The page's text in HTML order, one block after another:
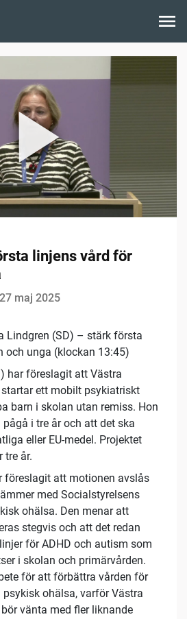
linjens vård för
maj 2025
Lindgren (SD) – stärk första
och unga (klockan 13:45)
har föreslagit att Västra
ett mobilt psykiatriskt
barn i skolan utan remiss. Hon
i tre år och att det ska
eller EU-medel. Projektet
tre år.
föreslagit att motionen avslås
med Socialstyrelsens
ohälsa. Den menar att
stegvis och att det redan
för ADHD och autism som
i skolan och primärvården.
för att förbättra vården för
ohälsa, varför Västra
vänta med fler liknande